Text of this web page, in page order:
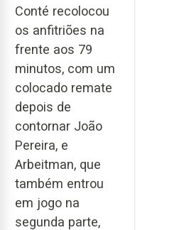
Conté recolocou
os anfitriões na
frente aos 79
minutos, com um
colocado remate
depois de
contornar João
Pereira, e
Arbeitman, que
também entrou
em jogo na
segunda parte,